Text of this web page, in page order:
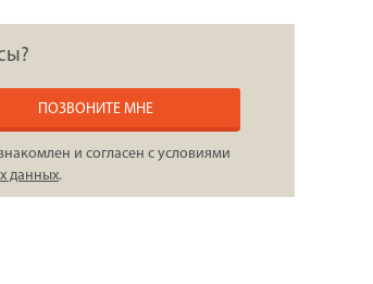
ПОЗВОНИТЕ МНЕ
и согласен с условиями
данных.